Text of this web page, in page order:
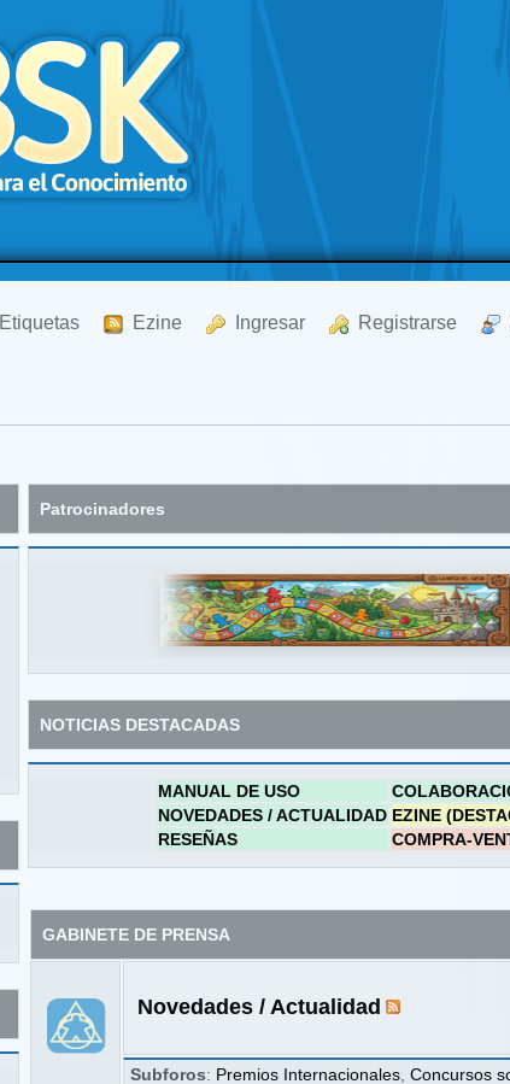
Etiquetas Ezine Ingresar Registrarse
Patrocinadores
NOTICIAS DESTACADAS
MANUAL DE USO
NOVEDADES / ACTUALIDAD EZINE
RESEÑAS
COMPRA-
GABINETE DE PRENSA
Novedades / Actualidad
Subforos: Premios Internacionales ,Concursos